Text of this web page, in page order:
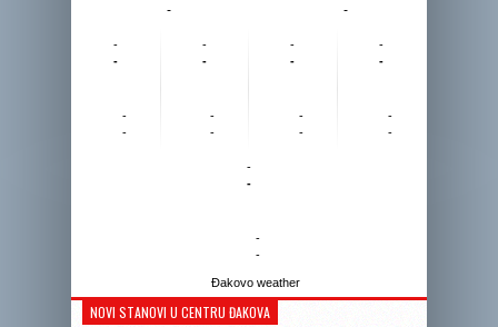
-
-
-
-
-
-
-
-
-
-
-
-
-
-
-
-
-
-
-
-
-
-
Đakovo weather
NOVI STANOVI U CENTRU ĐAKOVA